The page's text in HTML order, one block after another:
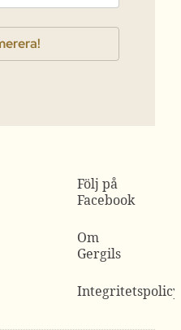
Följ på
Facebook
Om
Gergils
Integritetspolicy